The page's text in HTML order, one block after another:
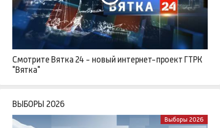
Смотрите Вятка 24 - новый интернет-проект ГТРК
"Вятка"
ВЫБОРЫ 2026
Выборы 2026